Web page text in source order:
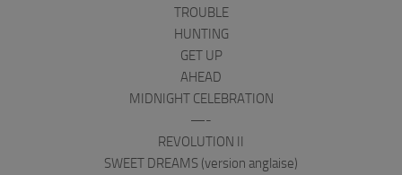
TROUBLE
HUNTING
GET UP
AHEAD
MIDNIGHT CELEBRATION
—-
REVOLUTION II
SWEET DREAMS (version anglaise)